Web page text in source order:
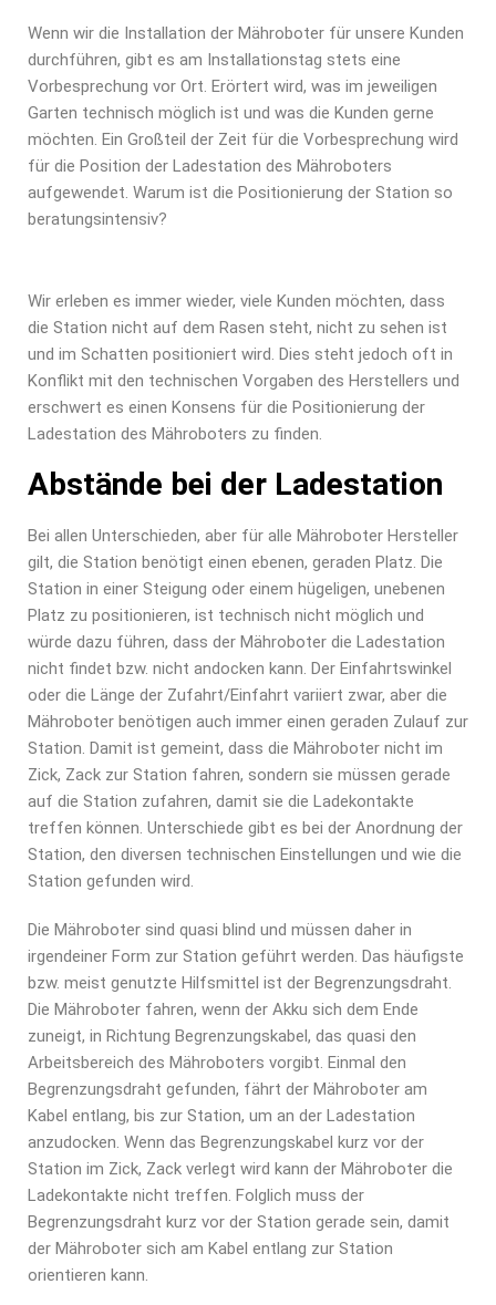
Wenn wir die Installation der Mähroboter für unsere Kunden
durchführen, gibt es am Installationstag stets eine
Vorbesprechung vor Ort. Erörtert wird, was im jeweiligen
Garten technisch möglich ist und was die Kunden gerne
möchten. Ein Großteil der Zeit für die Vorbesprechung wird
für die Position der Ladestation des Mähroboters
aufgewendet. Warum ist die Positionierung der Station so
beratungsintensiv?
Wir erleben es immer wieder, viele Kunden möchten, dass
die Station nicht auf dem Rasen steht, nicht zu sehen ist
und im Schatten positioniert wird. Dies steht jedoch oft in
Konflikt mit den technischen Vorgaben des Herstellers und
erschwert es einen Konsens für die Positionierung der
Ladestation des Mähroboters zu finden.
Abstände bei der Ladestation
Bei allen Unterschieden, aber für alle Mähroboter Hersteller
gilt, die Station benötigt einen ebenen, geraden Platz. Die
Station in einer Steigung oder einem hügeligen, unebenen
Platz zu positionieren, ist technisch nicht möglich und
würde dazu führen, dass der Mähroboter die Ladestation
nicht findet bzw. nicht andocken kann. Der Einfahrtswinkel
oder die Länge der Zufahrt/Einfahrt variiert zwar, aber die
Mähroboter benötigen auch immer einen geraden Zulauf zur
Station. Damit ist gemeint, dass die Mähroboter nicht im
Zick, Zack zur Station fahren, sondern sie müssen gerade
auf die Station zufahren, damit sie die Ladekontakte
treffen können. Unterschiede gibt es bei der Anordnung der
Station, den diversen technischen Einstellungen und wie die
Station gefunden wird.
Die Mähroboter sind quasi blind und müssen daher in
irgendeiner Form zur Station geführt werden. Das häufigste
bzw. meist genutzte Hilfsmittel ist der Begrenzungsdraht.
Die Mähroboter fahren, wenn der Akku sich dem Ende
zuneigt, in Richtung Begrenzungskabel, das quasi den
Arbeitsbereich des Mähroboters vorgibt. Einmal den
Begrenzungsdraht gefunden, fährt der Mähroboter am
Kabel entlang, bis zur Station, um an der Ladestation
anzudocken. Wenn das Begrenzungskabel kurz vor der
Station im Zick, Zack verlegt wird kann der Mähroboter die
Ladekontakte nicht treffen. Folglich muss der
Begrenzungsdraht kurz vor der Station gerade sein, damit
der Mähroboter sich am Kabel entlang zur Station
orientieren kann.